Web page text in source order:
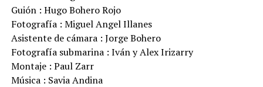
Guión : Hugo Bohero Rojo
Fotografía : Miguel Angel Illanes
Asistente de cámara : Jorge Bohero
Fotografía submarina : Iván y Alex Irizarry
Montaje : Paul Zarr
Música : Savia Andina